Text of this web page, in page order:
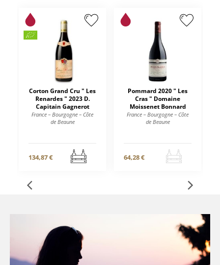
Corton Grand Cru " Les
Renardes " 2023 D.
Capitain Gagnerot
France – Bourgogne – Côte
de Beaune
134,87 €
Pommard 2020 " Les
Cras " Domaine
Moissenet Bonnard
France – Bourgogne – Côte
de Beaune
64,28 €